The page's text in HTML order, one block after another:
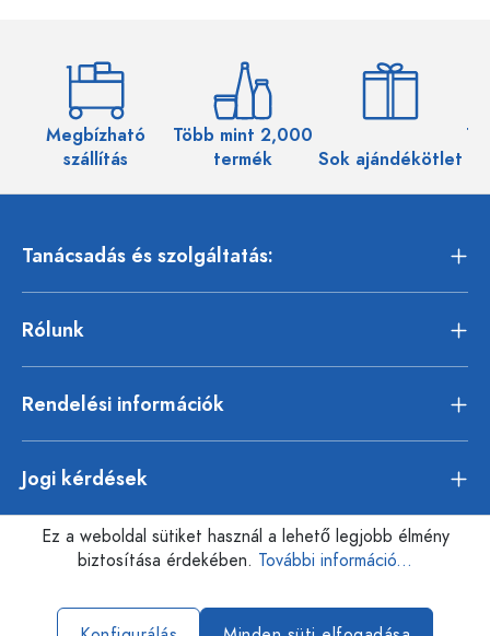
Megbízható
szállítás
Több mint 2,000
termék
Sok ajándékötlet
Tanácsadás és szolgáltatás:
Rólunk
Rendelési információk
Jogi kérdések
Ez a weboldal sütiket használ a lehető legjobb élmény
biztosítása érdekében. További információ...